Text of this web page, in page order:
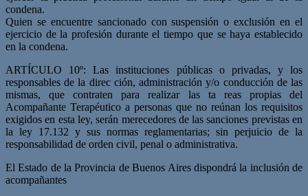
condena.
Quien se encuentre sancionado con suspensión o exclusión en el
ejercicio de la profesión durante el tiempo que se haya establecido
en la condena.
ARTÍCULO 10º: Las instituciones públicas o privadas, y los
responsables de la direc­ ción, administración y/o conducción de las
mismas, que contraten para realizar las ta­ reas propias del
Acompañante Terapéutico a personas que no reúnan los requisitos
exigidos en esta ley, serán merecedores de las sanciones previstas en
la ley 17.132 y sus normas reglamentarias; sin perjuicio de la
responsabilidad de orden civil, penal o administrativa.
El Estado de la Provincia de Buenos Aires dispondrá la inclusión de
acompañantes